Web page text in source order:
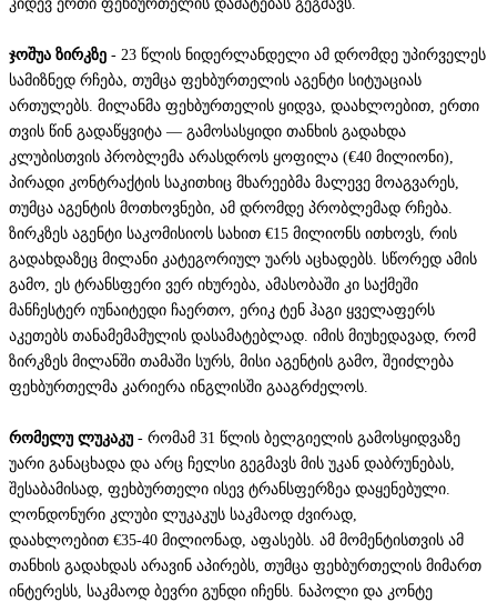
კიდევ ერთი ფეხბურთელის დამატებას გეგმავს.
ჯოშუა ზირკზე - 23 წლის ნიდერლანდელი ამ დრომდე უპირველეს
სამიზნედ რჩება, თუმცა ფეხბურთელის აგენტი სიტუაციას
ართულებს. მილანმა ფეხბურთელის ყიდვა, დაახლოებით, ერთი
თვის წინ გადაწყვიტა — გამოსასყიდი თანხის გადახდა
კლუბისთვის პრობლემა არასდროს ყოფილა (€40 მილიონი),
პირადი კონტრაქტის საკითხიც მხარეებმა მალევე მოაგვარეს,
თუმცა აგენტის მოთხოვნები, ამ დრომდე პრობლემად რჩება.
ზირკზეს აგენტი საკომისიოს სახით €15 მილიონს ითხოვს, რის
გადახდაზეც მილანი კატეგორიულ უარს აცხადებს. სწორედ ამის
გამო, ეს ტრანსფერი ვერ იხურება, ამასობაში კი საქმეში
მანჩესტერ იუნაიტედი ჩაერთო, ერიკ ტენ ჰაგი ყველაფერს
აკეთებს თანამემამულის დასამატებლად. იმის მიუხედავად, რომ
ზირკზეს მილანში თამაში სურს, მისი აგენტის გამო, შეიძლება
ფეხბურთელმა კარიერა ინგლისში გააგრძელოს.
რომელუ ლუკაკუ - რომამ 31 წლის ბელგიელის გამოსყიდვაზე
უარი განაცხადა და არც ჩელსი გეგმავს მის უკან დაბრუნებას,
შესაბამისად, ფეხბურთელი ისევ ტრანსფერზეა დაყენებული.
ლონდონური კლუბი ლუკაკუს საკმაოდ ძვირად,
დაახლოებით €35-40 მილიონად, აფასებს. ამ მომენტისთვის ამ
თანხის გადახდას არავინ აპირებს, თუმცა ფეხბურთელის მიმართ
ინტერესს, საკმაოდ ბევრი გუნდი იჩენს. ნაპოლი და კონტე